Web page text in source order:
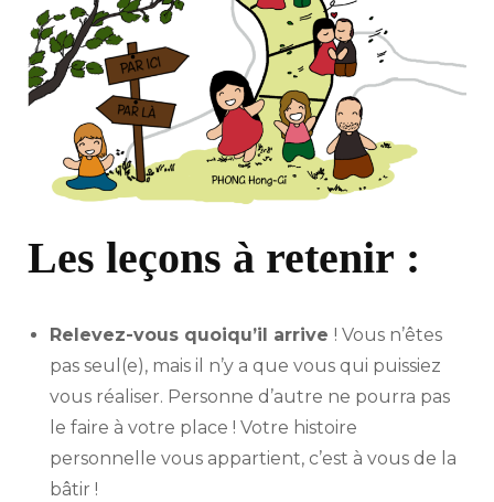
Les leçons à retenir :
Relevez-vous quoiqu’il arrive ! Vous n’êtes
pas seul(e), mais il n’y a que vous qui puissiez
vous réaliser. Personne d’autre ne pourra pas
le faire à votre place ! Votre histoire
personnelle vous appartient, c’est à vous de la
bâtir !